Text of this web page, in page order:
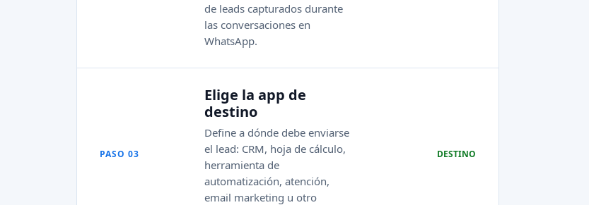
de leads capturados durante
las conversaciones en
WhatsApp.
PASO 03
Elige la app de
destino
Define a dónde debe enviarse
el lead: CRM, hoja de cálculo,
herramienta de
automatización, atención,
email marketing u otro
DESTINO